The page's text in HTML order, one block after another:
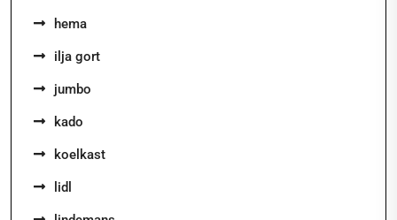
hema
ilja gort
jumbo
kado
koelkast
lidl